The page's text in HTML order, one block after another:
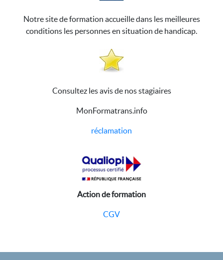
Notre site de formation accueille dans les meilleures
conditions les personnes en situation de handicap.
Consultez les avis de nos stagiaires
MonFormatrans.info
réclamation
Action de formation
CGV